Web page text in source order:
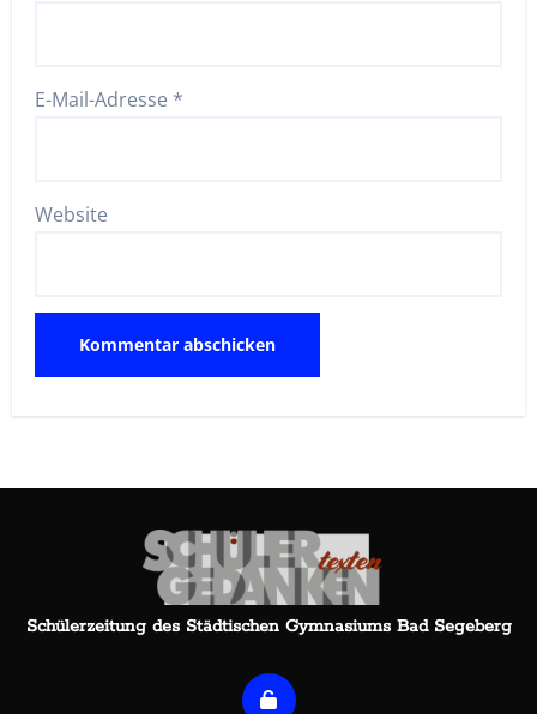
E-Mail-Adresse *
Website
Schülerzeitung des Städtischen Gymnasiums Bad Segeberg